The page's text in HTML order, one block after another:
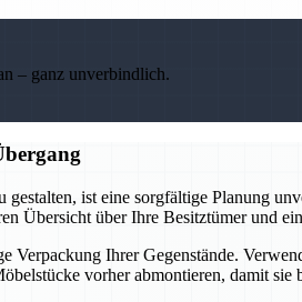
– ganz unverbindlich.
ist eine sorgfältige Planung
Übersicht über Ihre Besitztümer und
Verpackung Ihrer Gegenstände.
vorher abmontieren, damit sie